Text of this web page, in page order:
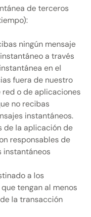
de terceros
ningún mensaje
a través
en el
fuera de nuestro
o de aplicaciones
no recibas
instantáneos.
de la aplicación de
responsables de
instantáneos
a los
tengan al menos
la transacción